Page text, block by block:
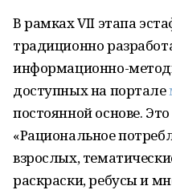
В рамках VII этапа
традиционно
информационно-
доступных на портале
постоянной основе.
«Рациональное
взрослых,
раскраски, ребусы и